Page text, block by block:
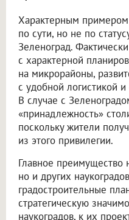
Характерным примером
по сути, но не по
Зеленоград.
с характерной
на микрорайоны,
с удобной логистикой
В случае с
«принадлежность»
поскольку жители
из этого привилегии.
Главное преимущество
но и других
градостроительные
стратегическую
наукоградов, к их